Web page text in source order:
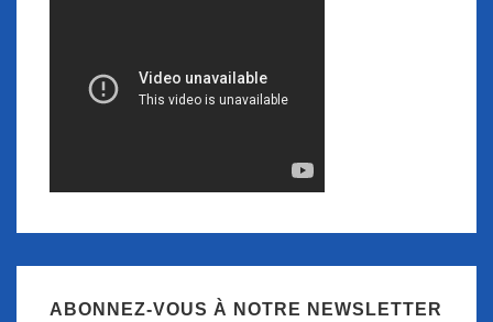
ABONNEZ-VOUS À NOTRE NEWSLETTER